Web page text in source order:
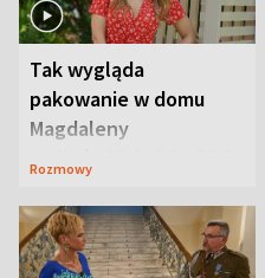
Tak wygląda
pakowanie w domu
Magdaleny
Waligórskiej-Lisieckiej.
Rozmowy